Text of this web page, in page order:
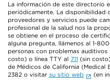
La información de este directorio
periódicamente. La disponibilidad
proveedores y servicios puede
profesional de la salud nos la
se obtiene en el proceso de
alguna pregunta, llámenos al 1-
personas con problemas
costo) o línea TTY al 711 (sin
de Médicos de California (Medical
2382 o visitar su sitio web
(en